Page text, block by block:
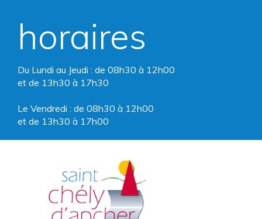
horaires
Du Lundi au Jeudi : de 08h30 à 12h00
et de 13h30 à 17h30
Le Vendredi : de 08h30 à 12h00
et de 13h30 à 17h00